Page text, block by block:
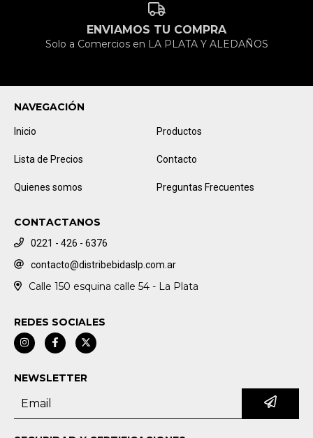
ENVIAMOS TU COMPRA
Solo a Comercios en LA PLATA Y ALEDAÑOS
NAVEGACIÓN
Inicio Productos
Lista de Precios Contacto
Quienes somos Preguntas Frecuentes
CONTACTANOS
0221 - 426 - 6376
contacto@distribebidaslp.com.ar
Calle 150 esquina calle 54 - La Plata
REDES SOCIALES
NEWSLETTER